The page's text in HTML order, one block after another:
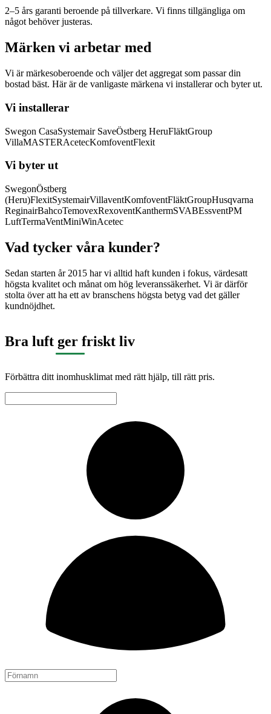
2–5 års garanti beroende på tillverkare. Vi finns tillgängliga om
något behöver justeras.
Märken vi arbetar med
Vi är märkesoberoende och väljer det aggregat som passar din
bostad bäst. Här är de vanligaste märkena vi installerar och byter ut.
Vi installerar
Swegon CasaSystemair SaveÖstberg HeruFläktGroup
VillaMASTERAcetecKomfoventFlexit
Vi byter ut
SwegonÖstberg
(Heru)FlexitSystemairVillaventKomfoventFläktGroupHusqvarna
ReginairBahcoTemovexRexoventKanthermSVABEssventPM
LuftTermaVentMiniWinAcetec
Vad tycker våra kunder?
Sedan starten år 2015 har vi alltid haft kunden i fokus, värdesatt
högsta kvalitet och månat om hög leveranssäkerhet. Vi är därför
stolta över att ha ett av branschens högsta betyg vad det gäller
kundnöjdhet.
Bra luft ger friskt liv
Förbättra ditt inomhusklimat med rätt hjälp, till rätt pris.